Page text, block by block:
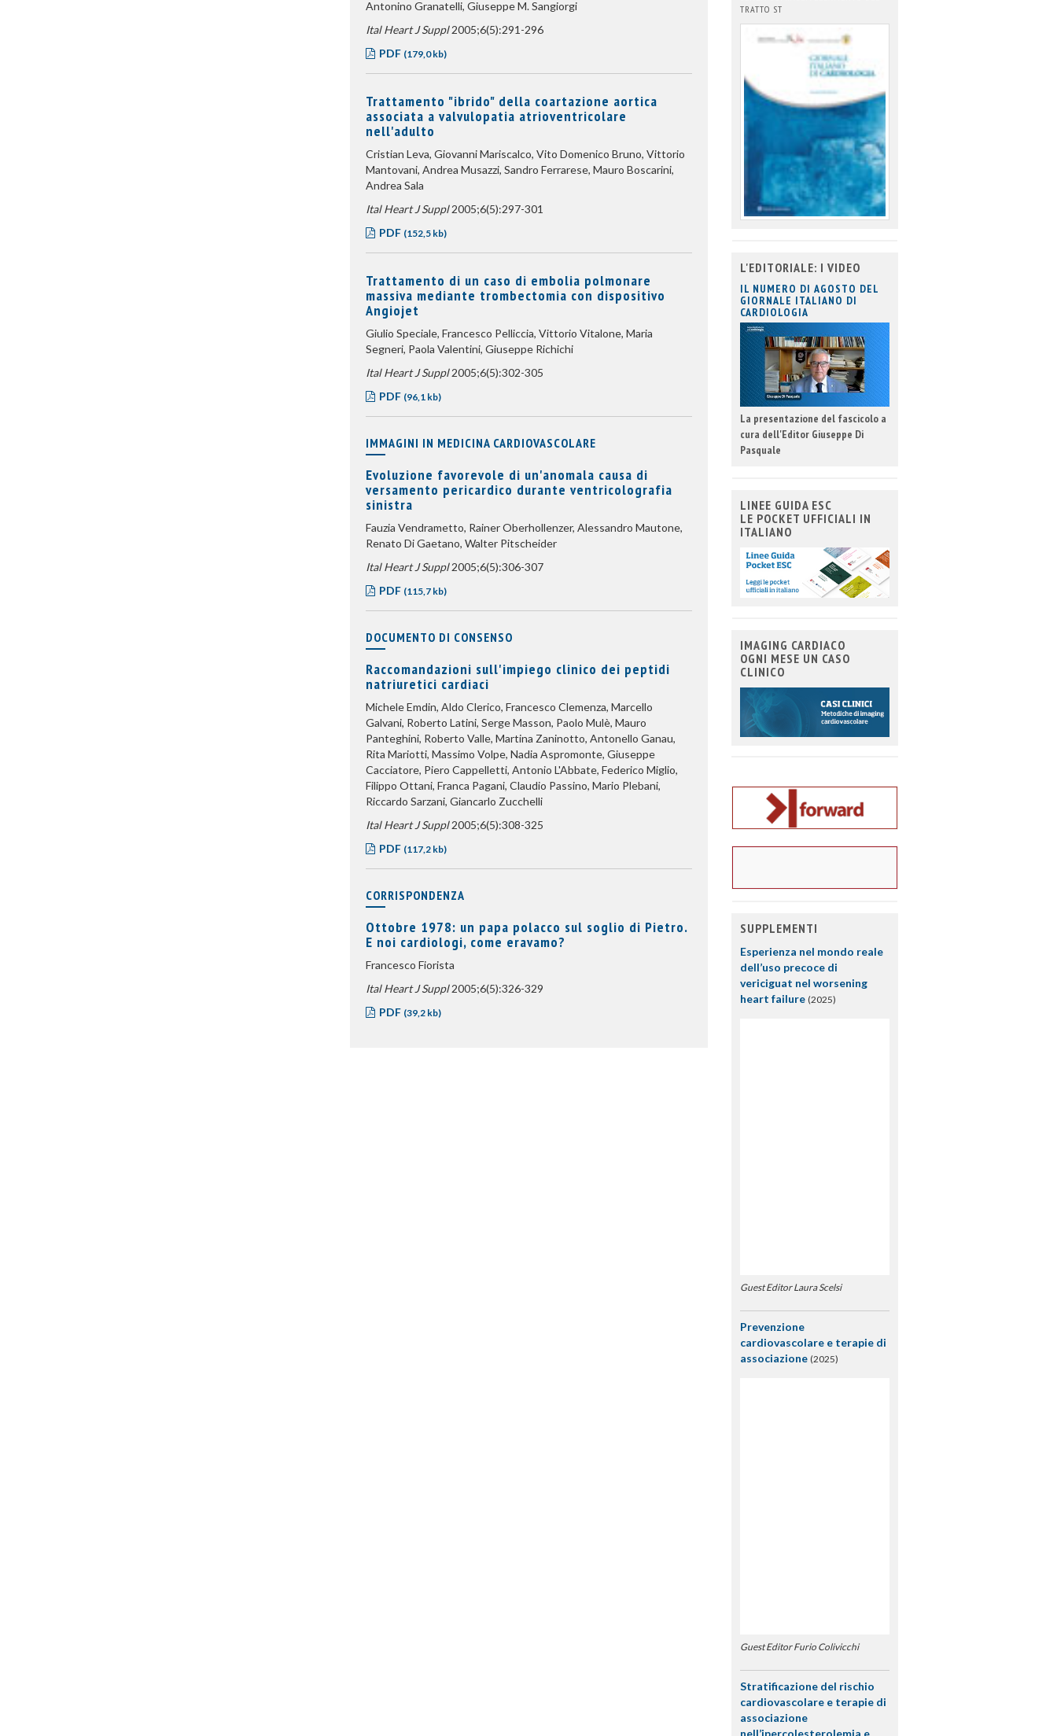
Antonino Granatelli, Giuseppe M. Sangiorgi
Ital Heart J Suppl2005;6(5):291-296
PDF (179,0 kb)
Trattamento "ibrido" della coartazione aortica
associata a valvulopatia atrioventricolare
nell'adulto
Cristian Leva, Giovanni Mariscalco, Vito Domenico Bruno, Vittorio
Mantovani, Andrea Musazzi, Sandro Ferrarese, Mauro Boscarini,
Andrea Sala
Ital Heart J Suppl2005;6(5):297-301
PDF (152,5 kb)
Trattamento di un caso di embolia polmonare
massiva mediante trombectomia con dispositivo
Angiojet
Giulio Speciale, Francesco Pelliccia, Vittorio Vitalone, Maria
Segneri, Paola Valentini, Giuseppe Richichi
Ital Heart J Suppl2005;6(5):302-305
PDF (96,1 kb)
IMMAGINI IN MEDICINA CARDIOVASCOLARE
Evoluzione favorevole di un'anomala causa di
versamento pericardico durante ventricolografia
sinistra
Fauzia Vendrametto, Rainer Oberhollenzer, Alessandro Mautone,
Renato Di Gaetano, Walter Pitscheider
Ital Heart J Suppl2005;6(5):306-307
PDF (115,7 kb)
DOCUMENTO DI CONSENSO
Raccomandazioni sull'impiego clinico dei peptidi
natriuretici cardiaci
Michele Emdin, Aldo Clerico, Francesco Clemenza, Marcello
Galvani, Roberto Latini, Serge Masson, Paolo Mulè, Mauro
Panteghini, Roberto Valle, Martina Zaninotto, Antonello Ganau,
Rita Mariotti, Massimo Volpe, Nadia Aspromonte, Giuseppe
Cacciatore, Piero Cappelletti, Antonio L'Abbate, Federico Miglio,
Filippo Ottani, Franca Pagani, Claudio Passino, Mario Plebani,
Riccardo Sarzani, Giancarlo Zucchelli
Ital Heart J Suppl2005;6(5):308-325
PDF (117,2 kb)
CORRISPONDENZA
Ottobre 1978: un papa polacco sul soglio di Pietro.
E noi cardiologi, come eravamo?
Francesco Fiorista
Ital Heart J Suppl2005;6(5):326-329
PDF (39,2 kb)
TRATTO ST
L'EDITORIALE: I VIDEO
IL NUMERO DI AGOSTO DEL
GIORNALE ITALIANO DI
CARDIOLOGIA
La presentazione del fascicolo a
cura dell'Editor Giuseppe Di
Pasquale
LINEE GUIDA ESC
LE POCKET UFFICIALI IN
ITALIANO
IMAGING CARDIACO
OGNI MESE UN CASO
CLINICO
SUPPLEMENTI
Esperienza nel mondo reale
dell’uso precoce di
vericiguat nel worsening
heart failure (2025)
Guest Editor Laura Scelsi
Prevenzione
cardiovascolare e terapie di
associazione (2025)
Guest Editor Furio Colivicchi
Stratificazione del rischio
cardiovascolare e terapie di
associazione